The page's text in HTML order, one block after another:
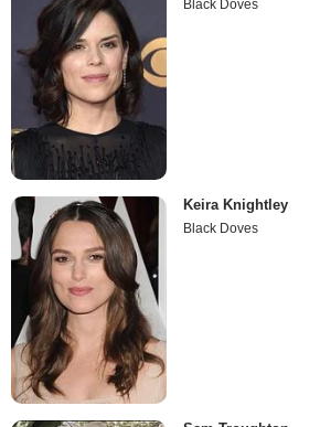
Black Doves
Keira Knightley
Black Doves